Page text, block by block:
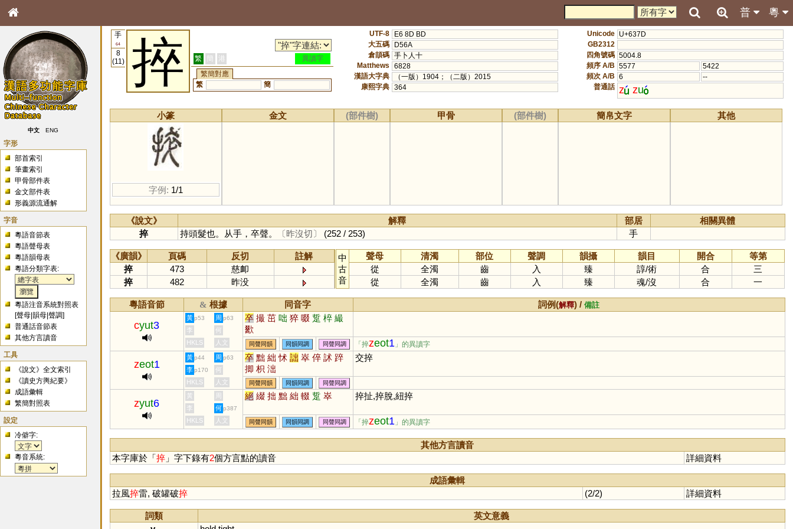
粵
普
中文 ENG
字形
部首索引
筆畫索引
甲骨部件表
金文部件表
形義源流通解
字音
粵語音節表
粵語聲母表
粵語韻母表
粵語分類字表:
粵語注音系統對照表
[聲母 |韻母 |聲調]
普通話音節表
其他方言讀音
工具
《說文》全文索引
《讀史方輿紀要》
成語彙輯
繁簡對照表
設定
冷僻字:
粵音系統:
手
64
8
(11)
捽 繁 簡 港
異讀字
繁簡對應
繁
簡
UTF-8
E6 8D BD
大五碼
D56A
倉頡碼 手卜人十
Matthews
6828
漢語大字典
（一版）1904；（二版）2015
康熙字典 364
Unicode U+637D
GB2312
四角號碼 5004.8
頻序 A/B 5577
5422
頻次 A/B 6
--
普通話 z zu
小篆
字例: 1/1
金文 (部件樹) 甲骨 (部件樹) 簡帛文字 其他
《說文》 解釋 部居
相關異體
捽
持頭髮也。从手，卒聲。 〔昨沒切〕 (252 / 253) 手
《廣韻》 頁碼 反切
註解
捽
473
慈卹
捽
482 昨没
中
古
音
聲母 清濁 部位 聲調 韻攝 韻目 開合
等第
從
全濁 齒 入 臻 諄/術 合
三
從
全濁 齒 入 臻 魂/沒 合 一
粵語音節 & 根據 同音字 詞例(解釋) /備註
cyut3
黃 p53 周 p63 卒 撮 茁 咄 猝 啜 踅 椊 繓
歠
李
何
HKLS
人文 同聲同韻 同韻同調 同聲同調 「捽zeot1 」的異讀字
zeot1
黃 p44 周 p63 卒 黜 絀 怵 詘 崒 倅 訹 踤
揤 枳 泏
交捽
李 p170
何
HKLS
人文 同聲同韻 同韻同調 同聲同調
zyut6
黃 周 絕 綴 拙 黜 絀 輟 踅 崒 捽扯,捽脫,紐捽
李 何 p387
HKLS 人文 同聲同韻 同韻同調 同聲同調 「捽zeot1 」的異讀字
其他方言讀音
本字庫於「捽」字下錄有2個方言點的讀音 詳細資料
成語彙輯
拉風捽雷, 破罐破捽 (2/2) 詳細資料
詞類
英文意義